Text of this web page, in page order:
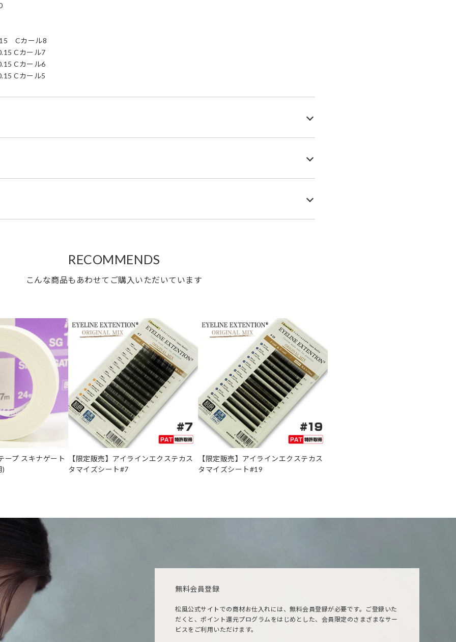
Cカール8
Cカール7
Cカール6
Cカール5
RECOMMENDS
こんな商品もあわせてご購入いただいています
ープ スキナゲート
)
【限定販売】アイラインエクステカス
タマイズシート#7
【限定販売】アイラインエクステカス
タマイズシート#19
無料会員登録
松風公式サイトでの商材お仕入れには、無料会員登録が必要です。ご登録いた
だくと、ポイント還元プログラムをはじめとした、会員限定のさまざまなサー
ビスをご利用いただけます。